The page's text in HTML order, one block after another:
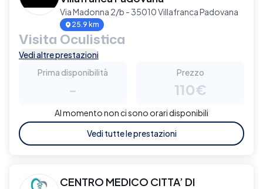
Via Madonna 2/b - 35010 Villafranca Padovana
25.9 km
Visita Oculistica
Vedi altre prestazioni
Prima disponibilità
-
Prezzo
110€
Al momento non ci sono orari disponibili
Vedi tutte le prestazioni
CENTRO MEDICO CITTA’ DI